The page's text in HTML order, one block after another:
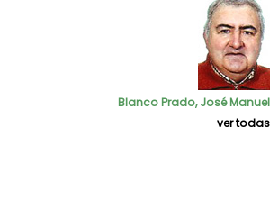
Blanco Prado, José Manuel
ver todas